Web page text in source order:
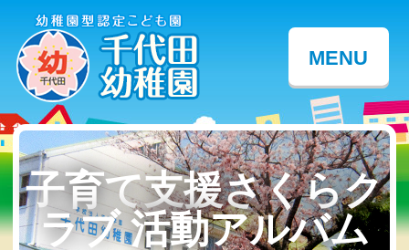
MENU
子育て支援さくらク
ラブ 活動アルバム